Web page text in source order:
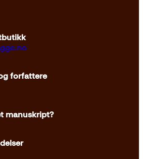
forfattere
manuskript?